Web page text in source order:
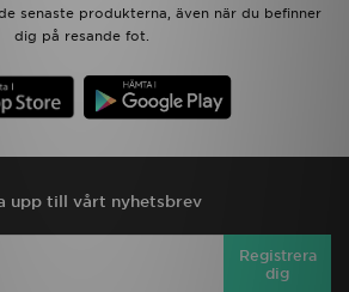
senaste produkterna, även när du befinner
dig på resande fot.
upp till vårt nyhetsbrev
Registrera
dig